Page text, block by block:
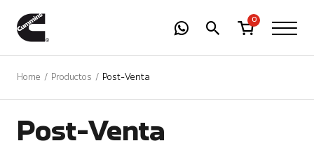
0
Home Productos Post-Venta
Post-Venta